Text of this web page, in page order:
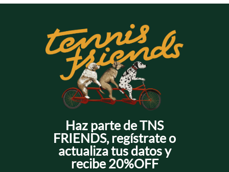
Haz parte de TNS
FRIENDS, regístrate o
actualiza tus datos y
recibe 20%OFF